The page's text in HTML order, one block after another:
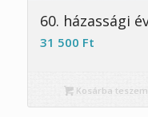
60. házassági
31 500 Ft
Kosárba teszem